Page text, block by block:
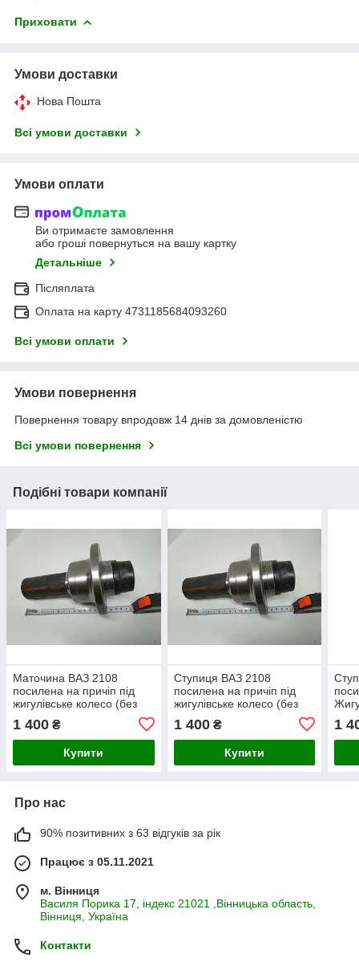
Приховати
Умови доставки
Нова Пошта
Всі умови доставки
Умови оплати
Ви отримаєте замовлення
або гроші повернуться на вашу картку
Детальніше
Післяплата
Оплата на карту 4731185684093260
Всі умови оплати
Умови повернення
Повернення товару впродовж 14 днів за домовленістю
Всі умови повернення
Подібні товари компанії
Маточина ВАЗ 2108
посилена на причіп під
жигулівське колесо (без
1 400 ₴
Купити
Ступиця ВАЗ 2108
посилена на причіп під
жигулівське колесо (без
1 400₴
Купити
1
Про нас
90% позитивних з 63 відгуків за рік
Працює з 05.11.2021
м. Вінниця
Василя Порика 17, індекс 21021 ,Вінницька область,
Вінниця, Україна
Контакти